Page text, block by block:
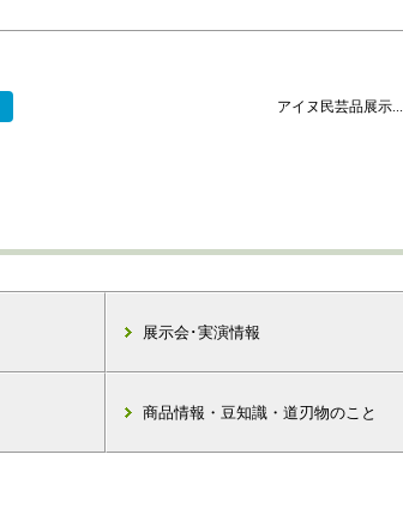
アイヌ民芸品展示...
展示会･実演情報
商品情報・豆知識・道刃物のこと